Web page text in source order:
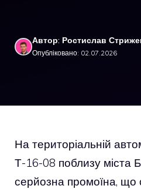
Автор: Ростислав
Опубліковано: 02.07.2026
На територіальній
Т-16-08 поблизу міста
серйозна промоїна, що